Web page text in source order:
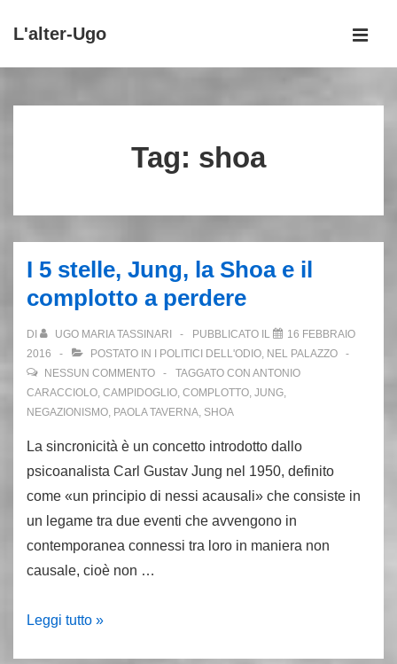
Vai
principale
L'alter-Ugo
principale
Tag: shoa
I 5 stelle, Jung, la Shoa e il
complotto a perdere
DI UGO MARIA TASSINARI PUBBLICATO IL
16 FEBBRAIO
2016
POSTATO IN I POLITICI DELL'ODIO, NEL PALAZZO
NESSUN COMMENTO
TAGGATO CON ANTONIO
CARACCIOLO, CAMPIDOGLIO, COMPLOTTO, JUNG,
NEGAZIONISMO, PAOLA TAVERNA, SHOA
La sincronicità è un concetto introdotto dallo
psicoanalista Carl Gustav Jung nel 1950, definito
come «un principio di nessi acausali» che consiste in
un legame tra due eventi che avvengono in
contemporanea connessi tra loro in maniera non
causale, cioè non …
ILeggi tutto »